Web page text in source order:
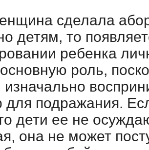
сделала
детям, то
ребенка
роль,
изначально
для подражания.
дети ее не
она не может